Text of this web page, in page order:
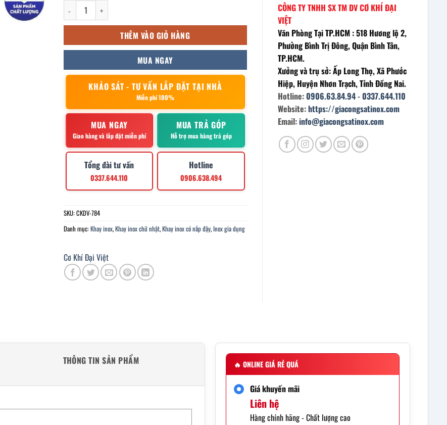
khay inox có nắp 45x35x10cm số lượng
THÊM VÀO GIỎ HÀNG
MUA NGAY
KHẢO SÁT - TƯ VẤN LẮP ĐẶT TẠI NHÀ
Miễn phí 100%
MUA NGAY
Giao hàng và lắp đặt miễn phí
MUA TRẢ GÓP
Hỗ trợ mua hàng trả góp
Tổng đài tư vấn
0337.644.110
Hotline
0906.638.494
SKU:CKDV-784
Danh mục:Khay inox,Khay inox chữ nhật,Khay inox có nắp đậy, Inox gia dụng
Cơ Khí Đại Việt
CÔNG TY TNHH SX TM DV CƠ KHÍ ĐẠI
VIỆT
Văn Phòng Tại TP.HCM : 518 Hương lộ 2,
Phường Bình Trị Đông, Quận Bình Tân,
TP.HCM.
Xưởng và trụ sở: Ấp Long Thọ, Xã Phước
Hiệp, Huyện Nhơn Trạch, Tỉnh Đồng Nai.
Hotline:0906.63.84.94-0337.644.110
Website:https://giacongsatinox.com
Email:info@giacongsatinox.com
THÔNG TIN SẢN PHẨM 🔥 ONLINE GIÁ RẺ QUÁ
Giá khuyến mãi
Liên hệ
Hàng chính hãng - Chất lượng cao